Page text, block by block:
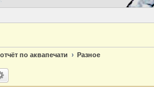
по аквапечати Разное